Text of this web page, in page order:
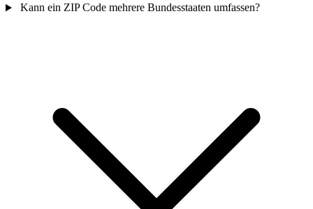
Kann ein ZIP Code mehrere Bundesstaaten umfassen?